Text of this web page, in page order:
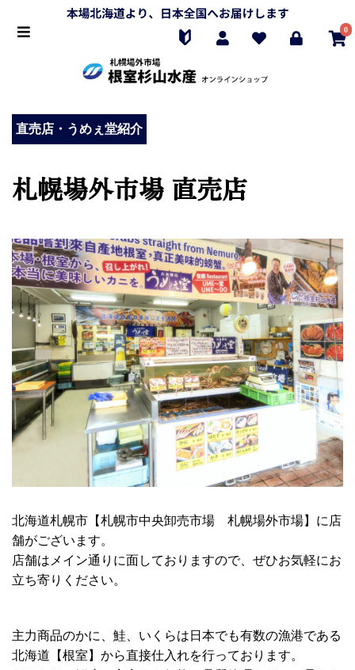
0
直売店・うめぇ堂紹介
札幌場外市場 直売店
北海道札幌市【札幌市中央卸売市場 札幌場外市場】に店
舗がございます。
店舗はメイン通りに面しておりますので、ぜひお気軽にお
立ち寄りください。
主力商品のかに、鮭、いくらは日本でも有数の漁港である
北海道【根室】から直接仕入れを行っております。